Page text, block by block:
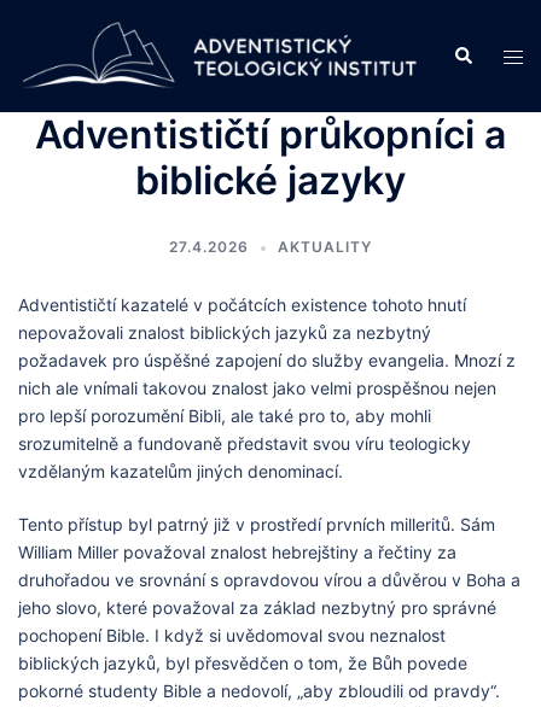
content
Search
Adventističtí průkopníci a
biblické jazyky
27.4.2026 AKTUALITY
Adventističtí kazatelé v počátcích existence tohoto hnutí
nepovažovali znalost biblických jazyků za nezbytný
požadavek pro úspěšné zapojení do služby evangelia. Mnozí z
nich ale vnímali takovou znalost jako velmi prospěšnou nejen
pro lepší porozumění Bibli, ale také pro to, aby mohli
srozumitelně a fundovaně představit svou víru teologicky
vzdělaným kazatelům jiných denominací.
Tento přístup byl patrný již v prostředí prvních milleritů. Sám
William Miller považoval znalost hebrejštiny a řečtiny za
druhořadou ve srovnání s opravdovou vírou a důvěrou v Boha a
jeho slovo, které považoval za základ nezbytný pro správné
pochopení Bible. I když si uvědomoval svou neznalost
biblických jazyků, byl přesvědčen o tom, že Bůh povede
pokorné studenty Bible a nedovolí, „aby zbloudili od pravdy“.